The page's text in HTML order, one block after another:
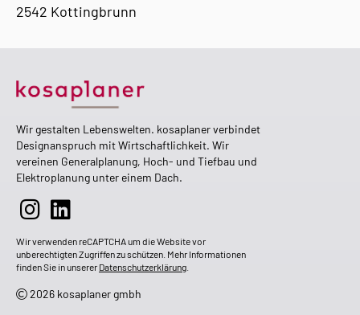
2542 Kottingbrunn
Wir gestalten Lebenswelten. kosaplaner verbindet
Designanspruch mit Wirtschaftlichkeit. Wir
vereinen Generalplanung, Hoch- und Tiefbau und
Elektroplanung unter einem Dach.
Wir verwenden reCAPTCHA um die Website vor
unberechtigten Zugriffen zu schützen. Mehr Informationen
finden Sie in unserer Datenschutzerklärung
2026 kosaplaner gmbh